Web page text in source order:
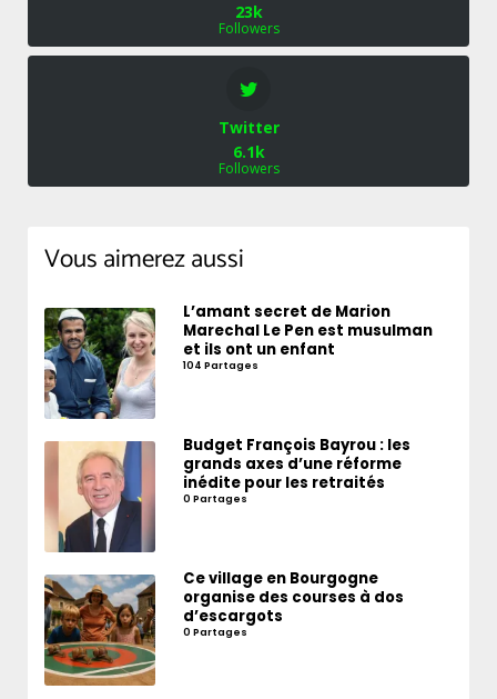
23k
Followers
Twitter
6.1k
Followers
Vous aimerez aussi
L’amant secret de Marion
Marechal Le Pen est musulman
et ils ont un enfant
104 Partages
Budget François Bayrou : les
grands axes d’une réforme
inédite pour les retraités
0 Partages
Ce village en Bourgogne
organise des courses à dos
d’escargots
0 Partages